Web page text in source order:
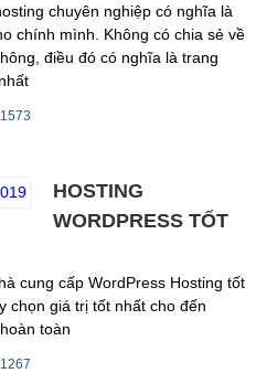
chuyên nghiệp có nghĩa là
chính mình. Không có chia sẻ về
điều đó có nghĩa là trang
1573
HOSTING
WORDPRESS TỐT
cung cấp WordPress Hosting tốt
chọn giá trị tốt nhất cho đến
toàn
1267